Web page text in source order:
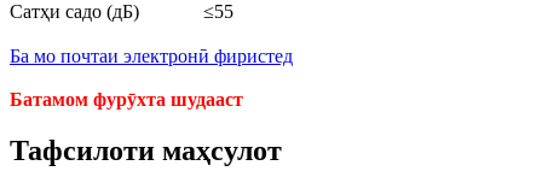
Сатҳи садо (дБ)
≤55
Ба мо почтаи электронӣ фиристед
Батамом фурӯхта шудааст
Тафсилоти маҳсулот